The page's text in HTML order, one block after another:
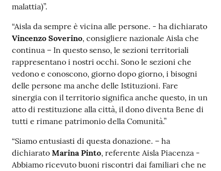
malattia)”.
“Aisla da sempre è vicina alle persone. - ha dichiarato
Vincenzo Soverino, consigliere nazionale Aisla che
continua – In questo senso, le sezioni territoriali
rappresentano i nostri occhi. Sono le sezioni che
vedono e conoscono, giorno dopo giorno, i bisogni
delle persone ma anche delle Istituzioni. Fare
sinergia con il territorio significa anche questo, in un
atto di restituzione alla città, il dono diventa Bene di
tutti e rimane patrimonio della Comunità.”
“Siamo entusiasti di questa donazione. – ha
dichiarato Marina Pinto, referente Aisla Piacenza -
Abbiamo ricevuto buoni riscontri dai familiari che ne